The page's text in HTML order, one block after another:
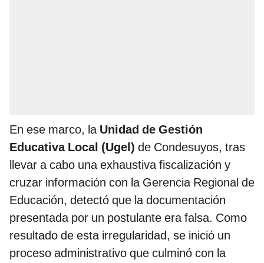
En ese marco, la Unidad de Gestión
Educativa Local (Ugel) de Condesuyos, tras
llevar a cabo una exhaustiva fiscalización y
cruzar información con la Gerencia Regional de
Educación, detectó que la documentación
presentada por un postulante era falsa. Como
resultado de esta irregularidad, se inició un
proceso administrativo que culminó con la